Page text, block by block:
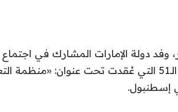
وفد دولة الإمارات المشارك في
لمنظمة التعاون الإسلامي في دورته الـ51 التي عُقدت تحت